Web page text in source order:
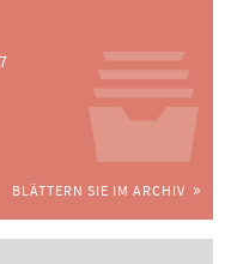
BLÄTTERN SIE IM ARCHIV